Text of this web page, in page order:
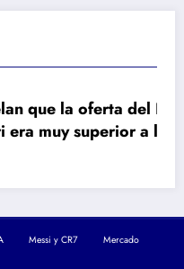
del Real Madrid a
a la del Barça
Messi y CR7
Mercado